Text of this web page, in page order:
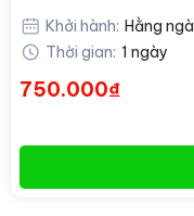
Khởi hành: Hằng
Thời gian: 1 ngày
750.000₫